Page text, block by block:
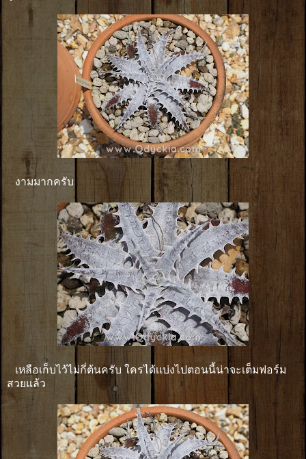
งามมากครับ
เหลือเก็บไว้ไม่กี่ต้นครับ ใครได้เเบ่งไปตอนนี้น่าจะเต็มฟอร์ม
สวยแล้ว